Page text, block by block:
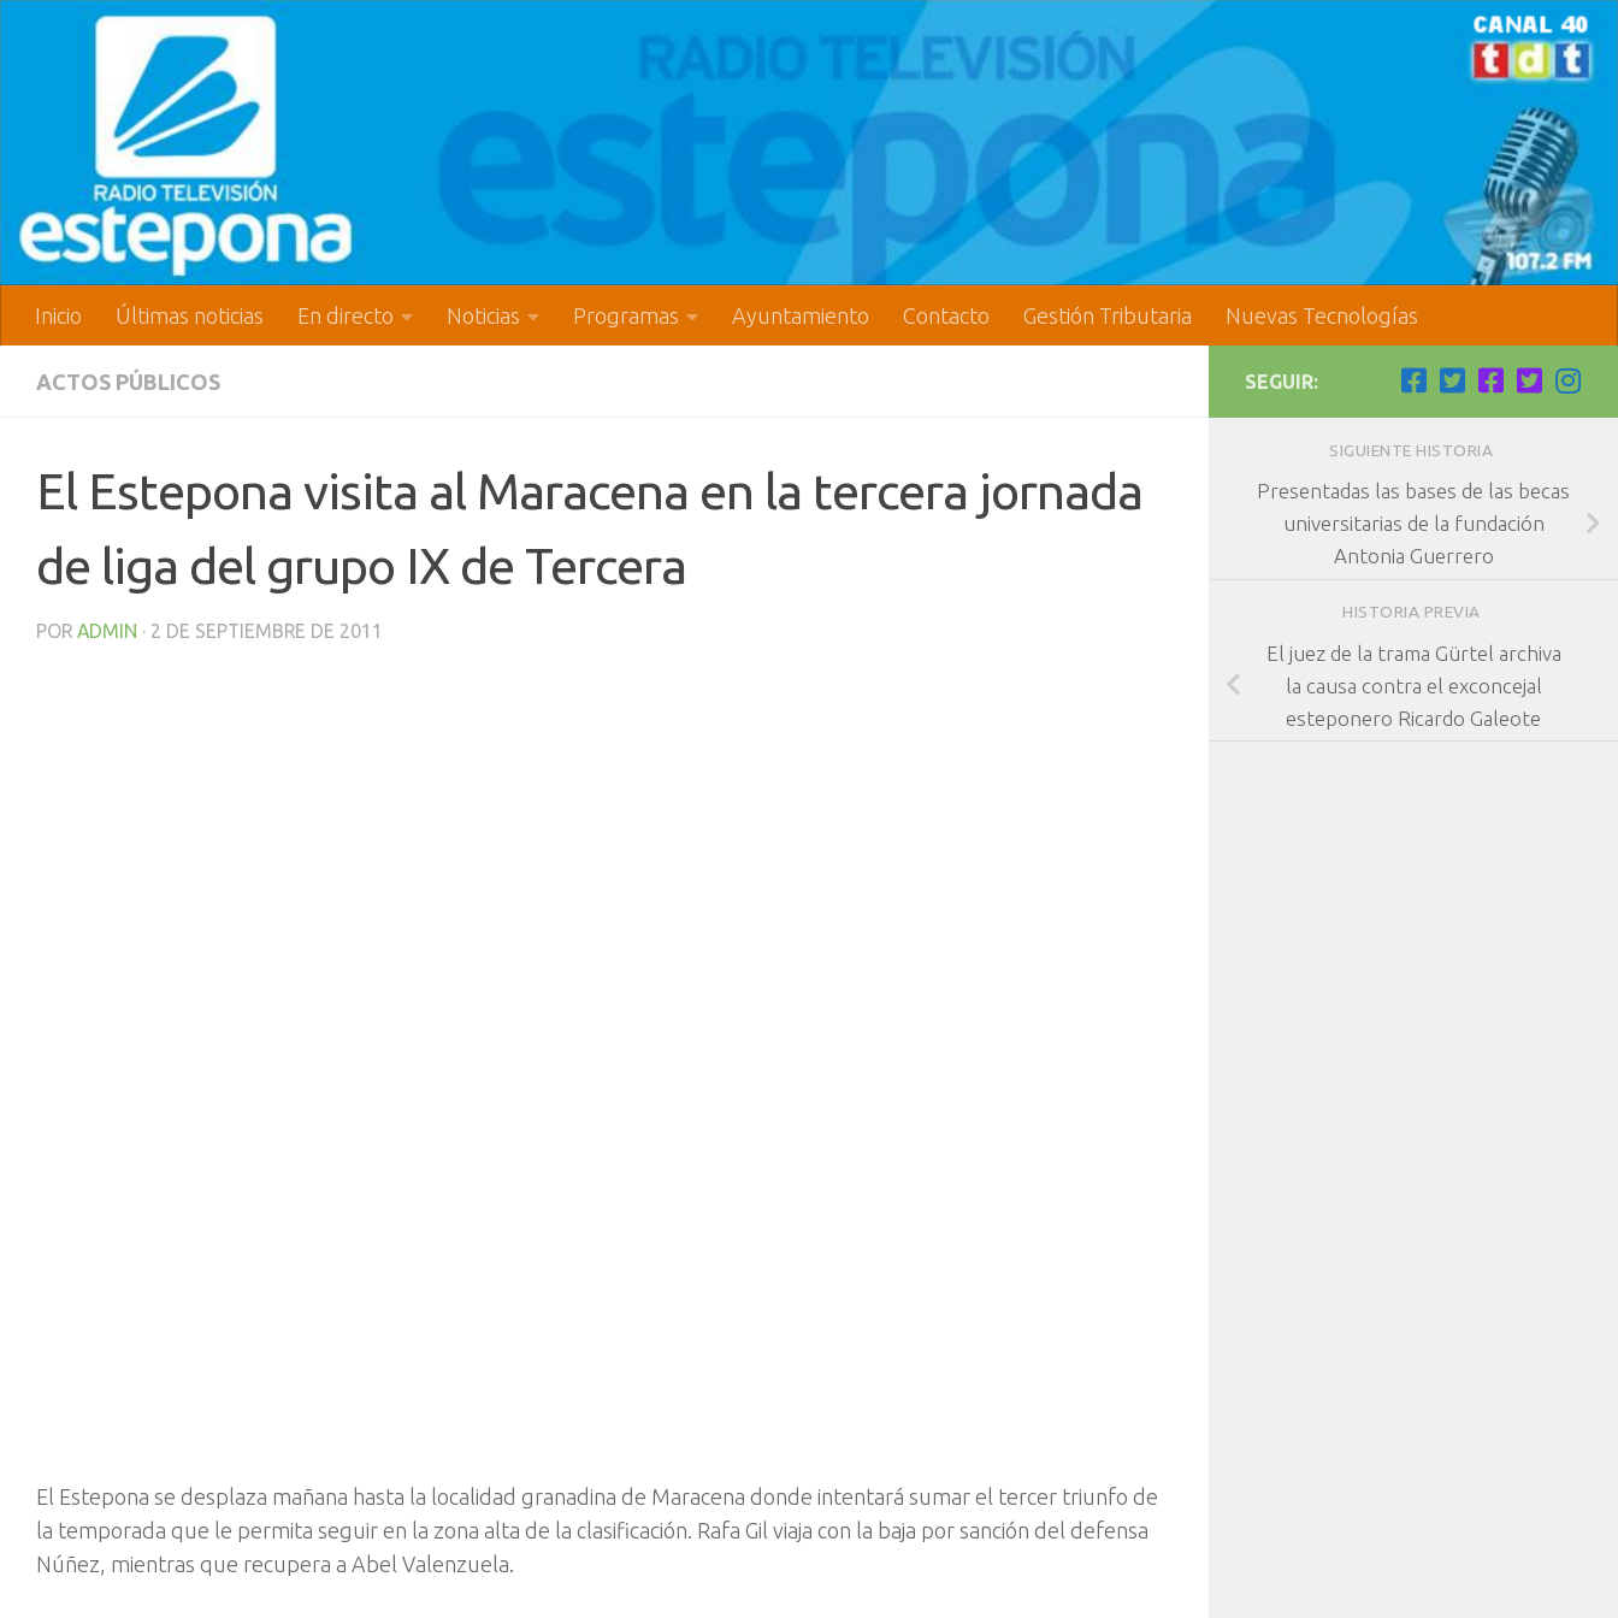
Inicio Últimas noticias En directo Noticias Programas Ayuntamiento Contacto Gestión Tributaria Nuevas Tecnologías
ACTOS PÚBLICOS
El Estepona visita al Maracena en la tercera jornada
de liga del grupo IX de Tercera
POR ADMIN · 2 DE SEPTIEMBRE DE 2011
El Estepona se desplaza mañana hasta la localidad granadina de Maracena donde intentará sumar el tercer triunfo de
la temporada que le permita seguir en la zona alta de la clasificación. Rafa Gil viaja con la baja por sanción del defensa
Núñez, mientras que recupera a Abel Valenzuela.
SEGUIR:
SIGUIENTE HISTORIA
Presentadas las bases de las becas
universitarias de la fundación
Antonia Guerrero
HISTORIA PREVIA
El juez de la trama Gürtel archiva
la causa contra el exconcejal
esteponero Ricardo Galeote